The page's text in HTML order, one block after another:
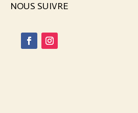
NOUS SUIVRE